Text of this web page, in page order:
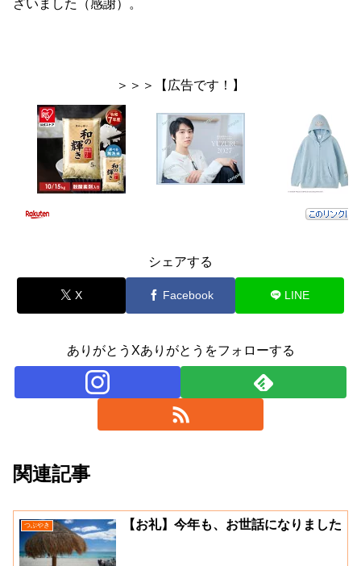
ざいました（感謝）。
＞＞＞【広告です！】
シェアする
X Facebook LINE
ありがとうXありがとうをフォローする
関連記事
つぶやき 【お礼】今年も、お世話になりました